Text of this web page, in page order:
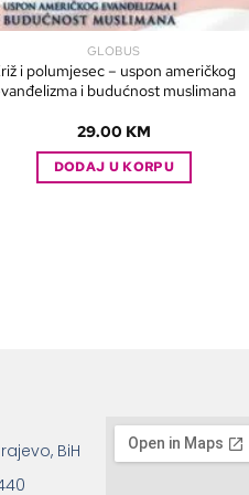
GLOBUS
i polumjesec – uspon američkog
i budućnost muslimana
29.00 KM
DODAJ U KORPU
BiH